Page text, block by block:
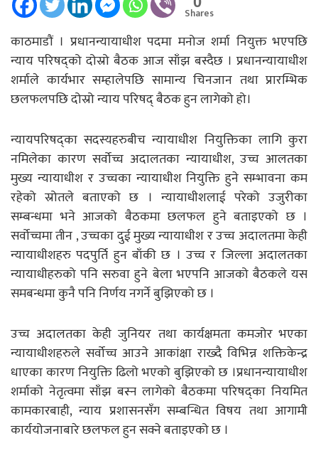
Shares
काठमाडौं । प्रधानन्यायाधीश पदमा मनोज शर्मा नियुक्त भएपछि
न्याय परिषद्को दोस्रो बैठक आज साँझ बस्दैछ । प्रधानन्यायाधीश
शर्माले कार्यभार सम्हालेपछि सामान्य चिनजान तथा प्रारम्भिक
छलफलपछि दोस्रो न्याय परिषद् बैठक हुन लागेको हो।
न्यायपरिषद्का सदस्यहरुबीच न्यायाधीश नियुक्तिका लागि कुरा
नमिलेका कारण सर्वोच्च अदालतका न्यायाधीश, उच्च आलतका
मुख्य न्यायाधीश र उच्चका न्यायाधीश नियुक्ति हुने सम्भावना कम
रहेको स्रोतले बताएको छ । न्यायाधीशलाई परेको उजुरीका
सम्बन्धमा भने आजको बैठकमा छलफल हुने बताइएको छ ।
सर्वोच्चमा तीन , उच्चका दुई मुख्य न्यायाधीश र उच्च अदालतमा केही
न्यायाधीशहरु पदपुर्ति हुन बाँकी छ । उच्च र जिल्ला अदालतका
न्यायाधीहरुको पनि सरुवा हुने बेला भएपनि आजको बैठकले यस
समबन्धमा कुनै पनि निर्णय नगर्ने बुझिएको छ ।
उच्च अदालतका केही जुनियर तथा कार्यक्षमता कमजोर भएका
न्यायाधीशहरुले सर्वोच्च आउने आकांक्षा राख्दै विभिन्न शक्तिकेन्द्र
धाएका कारण नियुक्ति ढिलो भएको बुझिएको छ ।प्रधानन्यायाधीश
शर्माको नेतृत्वमा साँझ बस्न लागेको बैठकमा परिषद्का नियमित
कामकारबाही, न्याय प्रशासनसँग सम्बन्धित विषय तथा आगामी
कार्ययोजनाबारे छलफल हुन सक्ने बताइएको छ ।